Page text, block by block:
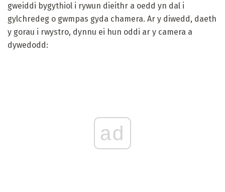
gweiddi bygythiol i rywun dieithr a oedd yn dal i
gylchredeg o gwmpas gyda chamera. Ar y diwedd, daeth
y gorau i rwystro, dynnu ei hun oddi ar y camera a
dywedodd:
ad